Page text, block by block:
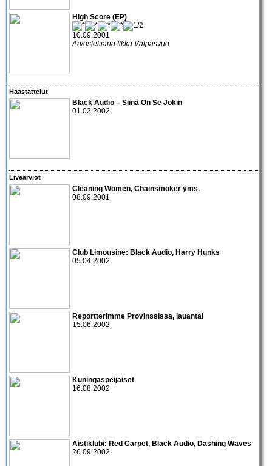
High Score (EP)
10.09.2001
Arvostelijana Ilkka Valpasvuo
Haastattelut
Black Audio – Siinä On Se Jokin
01.02.2002
Livearviot
Cleaning Women, Chainsmoker yms.
08.09.2001
Club Limousine: Black Audio, Harry Hunks
05.04.2002
Reportterimme Provinssissa, lauantai
15.06.2002
Kuningaspeijaiset
16.08.2002
Aistiklubi: Red Carpet, Black Audio, Dashing Waves
26.09.2002